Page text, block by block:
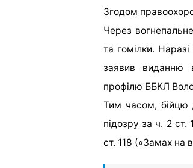
Згодом
Через
та гомілки. Наразі
заявив виданню
профілю ББКЛ
Тим часом, бійцю
підозру за ч. 2
ст. 118 («Замах на